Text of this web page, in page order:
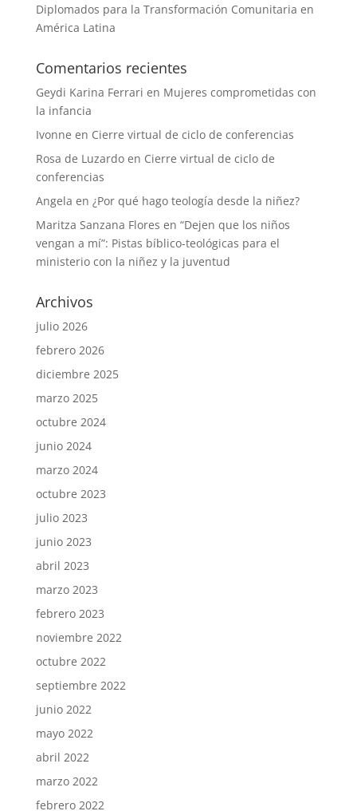
Diplomados para la Transformación Comunitaria en
América Latina
Comentarios recientes
Geydi Karina Ferrari en Mujeres comprometidas con
la infancia
Ivonne en Cierre virtual de ciclo de conferencias
Rosa de Luzardoen Cierre virtual de ciclo de
conferencias
Angela en ¿Por qué hago teología desde la niñez?
Maritza Sanzana Flores en “Dejen que los niños
vengan a mí”: Pistas bíblico-teológicas para el
ministerio con la niñez y la juventud
Archivos
julio 2026
febrero 2026
diciembre 2025
marzo 2025
octubre 2024
junio 2024
marzo 2024
octubre 2023
julio 2023
junio 2023
abril 2023
marzo 2023
febrero 2023
noviembre 2022
octubre 2022
septiembre 2022
junio 2022
mayo 2022
abril 2022
marzo 2022
febrero 2022